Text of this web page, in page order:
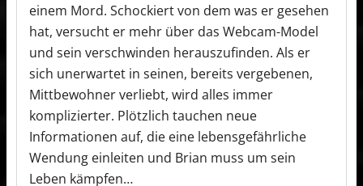
einem Mord. Schockiert von dem was er gesehen
hat, versucht er mehr über das Webcam-Model
und sein verschwinden herauszufinden. Als er
sich unerwartet in seinen, bereits vergebenen,
Mittbewohner verliebt, wird alles immer
komplizierter. Plötzlich tauchen neue
Informationen auf, die eine lebensgefährliche
Wendung einleiten und Brian muss um sein
Leben kämpfen…